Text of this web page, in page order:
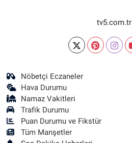
tv5.com.tr
Nöbetçi Eczaneler
Hava Durumu
Namaz Vakitleri
Trafik Durumu
Puan Durumu ve Fikstür
Tüm Manşetler